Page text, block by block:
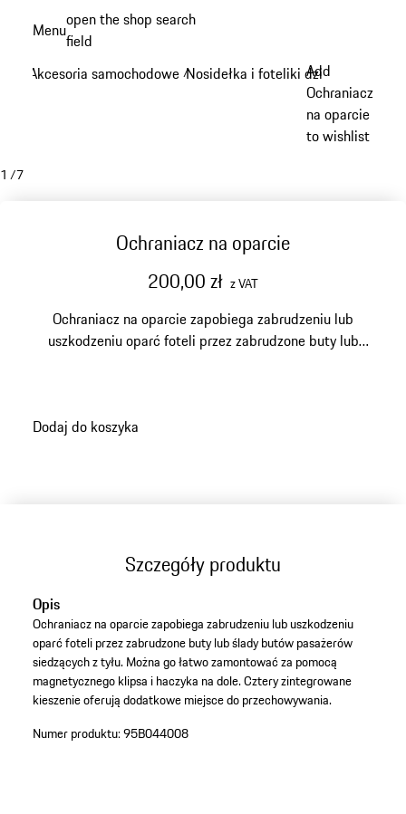
zawartości
Menuopen the shop search
field
Akcesoria samochodowe /Nosidełka i foteliki dziecięce
Add
Ochraniacz
na oparcie
to wishlist
1 /7
Ochraniacz na oparcie
200,00 zł z VAT
Ochraniacz na oparcie zapobiega zabrudzeniu lub
uszkodzeniu oparć foteli przez zabrudzone buty lub
Dodaj do koszyka
Szczegóły produktu
Opis
Ochraniacz na oparcie zapobiega zabrudzeniu lub uszkodzeniu
oparć foteli przez zabrudzone buty lub ślady butów pasażerów
siedzących z tyłu. Można go łatwo zamontować za pomocą
magnetycznego klipsa i haczyka na dole. Cztery zintegrowane
kieszenie oferują dodatkowe miejsce do przechowywania.
Numer produktu:95B044008